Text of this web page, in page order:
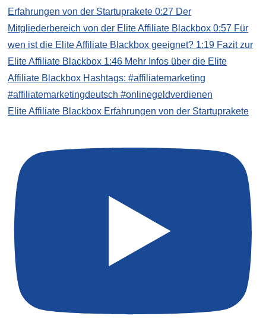
Elite Affiliate Blackbox Erfahrungen von der Startuprakete